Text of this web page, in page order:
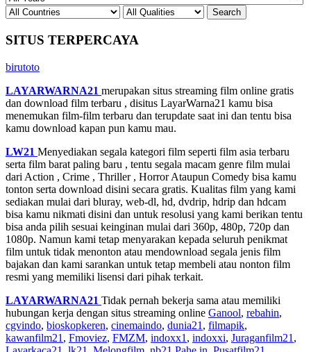
SITUS TERPERCAYA
birutoto
LAYARWARNA21 merupakan situs streaming film online gratis
dan download film terbaru , disitus LayarWarna21 kamu bisa
menemukan film-film terbaru dan terupdate saat ini dan tentu bisa
kamu download kapan pun kamu mau.
LW21 Menyediakan segala kategori film seperti film asia terbaru
serta film barat paling baru , tentu segala macam genre film mulai
dari Action , Crime , Thriller , Horror Ataupun Comedy bisa kamu
tonton serta download disini secara gratis. Kualitas film yang kami
sediakan mulai dari bluray, web-dl, hd, dvdrip, hdrip dan hdcam
bisa kamu nikmati disini dan untuk resolusi yang kami berikan tentu
bisa anda pilih sesuai keinginan mulai dari 360p, 480p, 720p dan
1080p. Namun kami tetap menyarakan kepada seluruh penikmat
film untuk tidak menonton atau mendownload segala jenis film
bajakan dan kami sarankan untuk tetap membeli atau nonton film
resmi yang memiliki lisensi dari pihak terkait.
LAYARWARNA21 Tidak pernah bekerja sama atau memiliki
hubungan kerja dengan situs streaming online Ganool, rebahin,
cgvindo, bioskopkeren, cinemaindo, dunia21 , filmapik,
kawanfilm21 , Fmoviez, FMZM, indoxx1 , indoxxi, Juraganfilm21 ,